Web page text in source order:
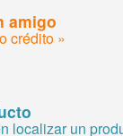
amigo
crédito »
localizar un